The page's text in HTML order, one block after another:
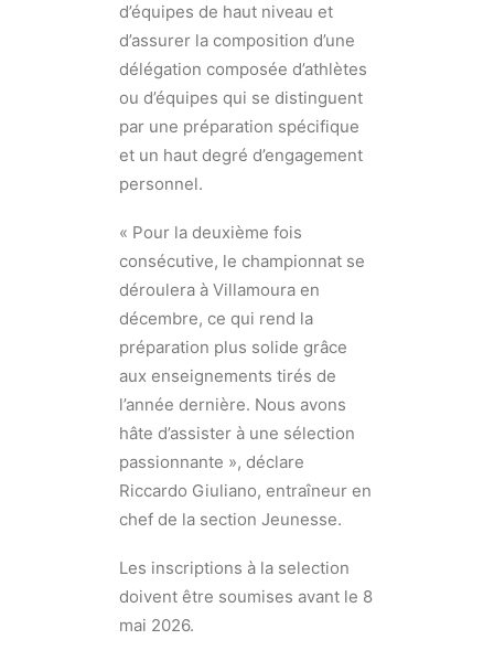
d’équipes de haut niveau et
d’assurer la composition d’une
délégation composée d’athlètes
ou d’équipes qui se distinguent
par une préparation spécifique
et un haut degré d’engagement
personnel.
« Pour la deuxième fois
consécutive, le championnat se
déroulera à Villamoura en
décembre, ce qui rend la
préparation plus solide grâce
aux enseignements tirés de
l’année dernière. Nous avons
hâte d’assister à une sélection
passionnante », déclare
Riccardo Giuliano, entraîneur en
chef de la section Jeunesse.
Les inscriptions à la selection
doivent être soumises avant le 8
mai 2026.